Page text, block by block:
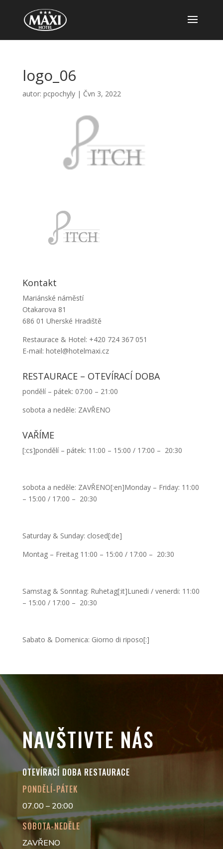
logo_06
autor: pcpochyly| Čvn 3, 2022
Kontakt
Mariánské náměstí
Otakarova 81
686 01 Uherské Hradiště
Restaurace & Hotel: +420 724 367 051
E-mail: hotel@hotelmaxi.cz
RESTAURACE – OTEVÍRACÍ DOBA
pondělí – pátek: 07:00 – 21:00
sobota a neděle: ZAVŘENO
VAŘÍME
[:cs]pondělí – pátek: 11:00 – 15:00 / 17:00 – 20:30
sobota a neděle: ZAVŘENO[:en]Monday – Friday: 11:00
– 15:00 / 17:00 – 20:30
Saturday & Sunday: closed[:de]
Montag – Freitag 11:00 – 15:00 / 17:00 – 20:30
Samstag & Sonntag: Ruhetag[:it]Lunedi / venerdi: 11:00
– 15:00 / 17:00 – 20:30
Sabato & Domenica: Giorno di riposo[:]
NAVŠTIVTE NÁS
OTEVÍRACÍ DOBA RESTAURACE
PONDĚLÍ-PÁTEK
07.00 – 20:00
SOBOTA-NEDĚLE
ZAVŘENO